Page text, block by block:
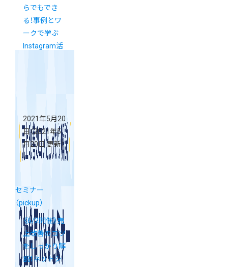
らでもでき
る！事例とワ
ークで学ぶ
Instagram活
2021年5月20
日（2021年5
月20日 更新）
セミナー
（pickup）
《6/2開催》売
上改善のコツ
をしっかり解
説！ネットシ